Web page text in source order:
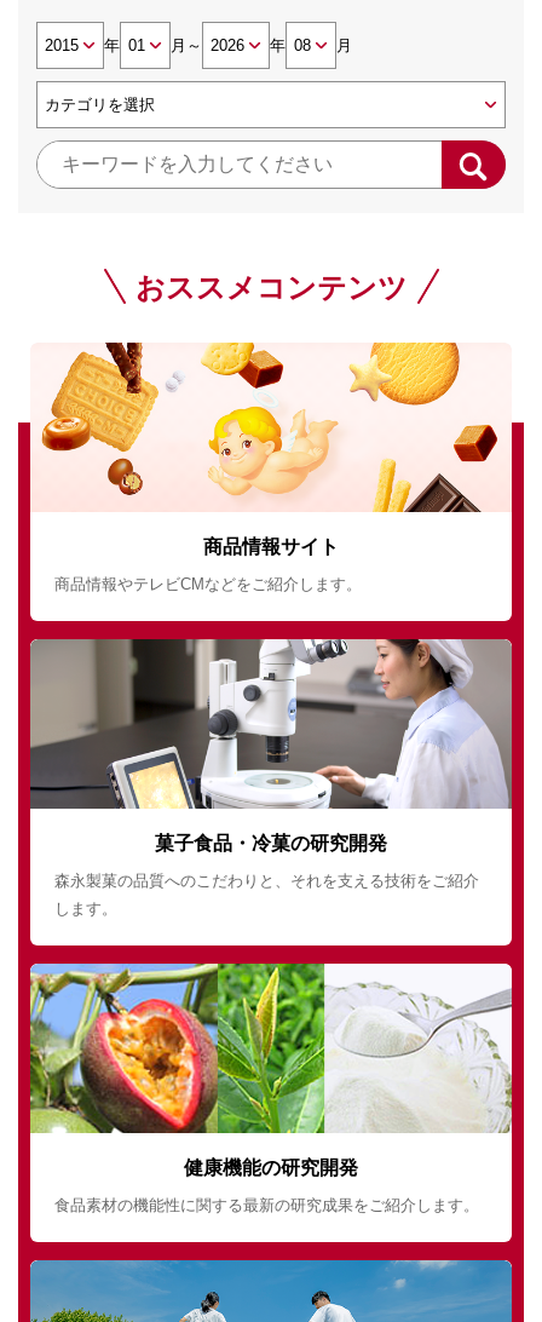
年 月 ～ 年 月
おススメコンテンツ
商品情報サイト
商品情報やテレビCMなどをご紹介します。
菓子食品・冷菓の研究開発
森永製菓の品質へのこだわりと、それを支える技術をご紹介
します。
健康機能の研究開発
食品素材の機能性に関する最新の研究成果をご紹介します。